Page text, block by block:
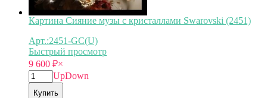
Картина Сияние музы с кристаллами Swarovski (2451)
Арт.:2451-GC(U)
Быстрый просмотр
9 600 ₽×
UpDown
Купить